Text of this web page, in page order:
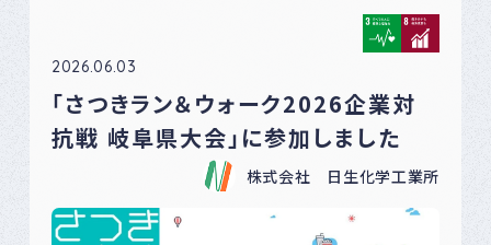
2026.06.03
「さつきラン＆ウォーク2026企業対
抗戦 岐阜県大会」に参加しました
株式会社 日生化学工業所